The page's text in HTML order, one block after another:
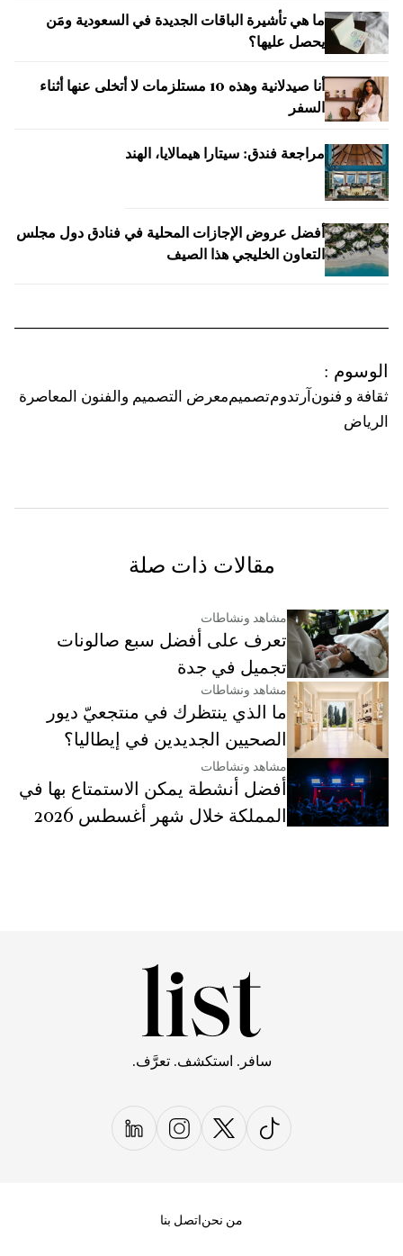
ما هي تأشيرة الباقات الجديدة في السعودية ومَن
يحصل عليها؟
أنا صيدلانية وهذه 10 مستلزمات لا أتخلى عنها أثناء
السفر
مراجعة فندق: سيتارا هيمالايا، الهند
أفضل عروض الإجازات المحلية في فنادق دول مجلس
التعاون الخليجي هذا الصيف
الوسوم :
ثقافة و فنون آرتدومتصميممعرض التصميم والفنون المعاصرة
الرياض
مقالات ذات صلة
مشاهد ونشاطات
تعرف على أفضل سبع صالونات
تجميل في جدة
مشاهد ونشاطات
ما الذي ينتظرك في منتجعيّ ديور
الصحيين الجديدين في إيطاليا؟
مشاهد ونشاطات
أفضل أنشطة يمكن الاستمتاع بها في
المملكة خلال شهر أغسطس 2026
سافر. استكشف. تعرَّف.
من نحن اتصل بنا